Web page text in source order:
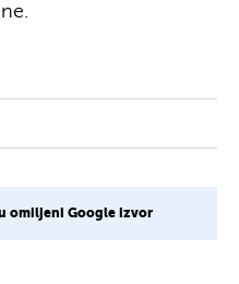
u omiljeni Google izvor